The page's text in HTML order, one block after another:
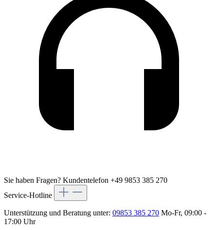
Sie haben Fragen? Kundentelefon +49 9853 385 270
Service-Hotline
Unterstützung und Beratung unter: 09853 385 270 Mo-Fr, 09:00 -
17:00 Uhr